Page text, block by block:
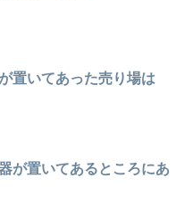
置いてあった売り場は
が置いてあるところにあ